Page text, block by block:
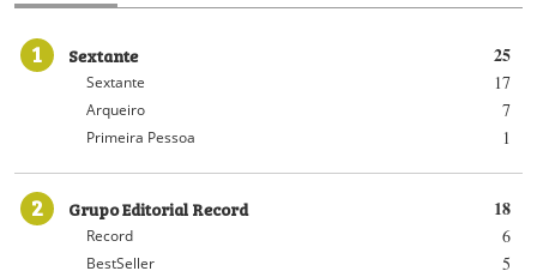
1 25
Sextante
17
Sextante
7
Arqueiro
1
Primeira Pessoa
2 18
Grupo Editorial Record
6
Record
5
BestSeller